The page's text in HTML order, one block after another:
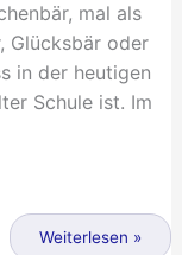
mal als
Glücksbär oder
in der heutigen
Schule ist. Im
Weiterlesen »